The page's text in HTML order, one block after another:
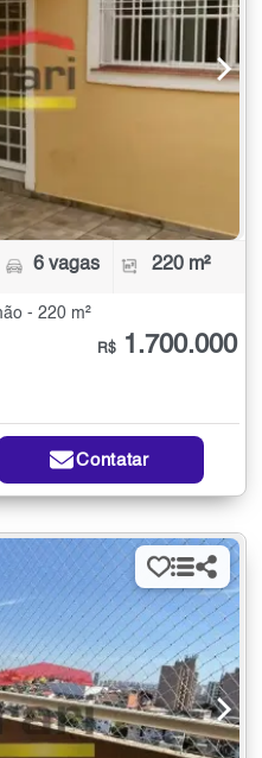
6 vagas 220 m²
- 220 m²
R$ 1.700.000
Contatar